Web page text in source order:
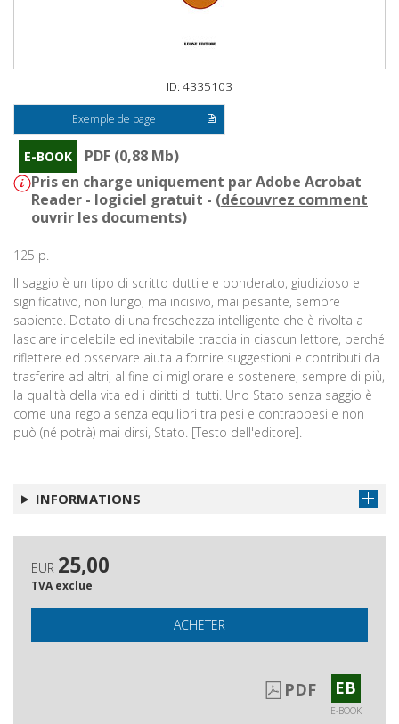
ID: 4335103
Exemple de page
E-BOOK
PDF (0,88 Mb)
Pris en charge uniquement par Adobe Acrobat
Reader - logiciel gratuit - (découvrez comment
ouvrir les documents)
125 p.
Il saggio è un tipo di scritto duttile e ponderato, giudizioso e
significativo, non lungo, ma incisivo, mai pesante, sempre
sapiente. Dotato di una freschezza intelligente che è rivolta a
lasciare indelebile ed inevitabile traccia in ciascun lettore, perché
riflettere ed osservare aiuta a fornire suggestioni e contributi da
trasferire ad altri, al fine di migliorare e sostenere, sempre di più,
la qualità della vita ed i diritti di tutti. Uno Stato senza saggio è
come una regola senza equilibri tra pesi e contrappesi e non
può (né potrà) mai dirsi, Stato. [Testo dell'editore].
INFORMATIONS
EUR 25,00
TVA exclue
ACHETER
PDF EB
E-BOOK